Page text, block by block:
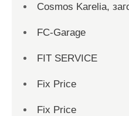
Cosmos Karelia,
FC-Garage
FIT SERVICE
Fix Price
Fix Price